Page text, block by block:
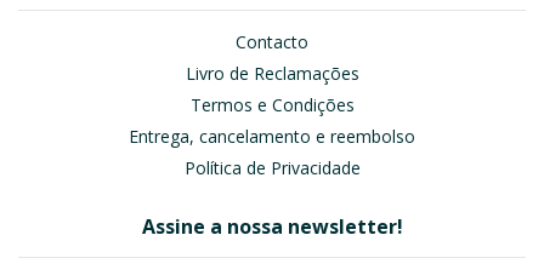
Contacto
Livro de Reclamações
Termos e Condições
Entrega, cancelamento e reembolso
Política de Privacidade
Assine a nossa newsletter!